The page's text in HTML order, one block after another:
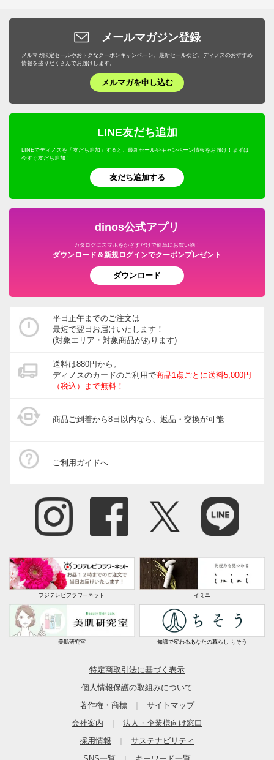
商品担当者より
この度はご購入いただき誠にありがとうございま
す。今後ともディノスをどうぞよろしくお願い申し
ソースがとても美味しいので、お勧めです。
お家でこれだけのクオリティ高いハンバーグステーキが
商品担当者より
この度はご購入いただき誠にありがとうございま
す。今後ともディノスをどうぞよろしくお願い申し
上げます。
大阪府
湯煎17分が長い。その間に付け合せを準備するなら良
いと思います。味は美味しかったです。
デミグラスソースが癖が無く美味しかったです。色々
買ってはみるもののデミグラスソースの味には後に残る
調味料の癖がありそれが気になり買わないようにしてま
す。
2025/10/31
少し1個の大きさが小さかったです。味も私好みではあ
りませんでした。
すべての口コミを見る
メールマガジン登録
メルマガ限定セールやおトクなクーポンキャンペーン、最新セールなど、ディノスのおすすめ
情報を盛りだくさんでお届けします。
メルマガを申し込む
LINE友だち追加
LINEでディノスを「友だち追加」すると、最新セールやキャンペーン情報をお届け！まずは
今すぐ友だち追加！
友だち追加する
dinos公式アプリ
カタログにスマホをかざすだけで簡単にお買い物！
ダウンロード＆新規ログインでクーポンプレゼント
ダウンロード
平日正午までのご注文は
最短で翌日お届けいたします！
(対象エリア・対象商品があります)
送料は880円から。
ディノスのカードのご利用で商品1点ごとに送料5,000円
（税込）まで無料！
商品ご到着から8日以内なら、返品・交換が可能
ご利用ガイドへ
フジテレビフラワーネット イミニ
美肌研究室 知識で変わるあなたの暮らし ちそう
特定商取引法に基づく表示
個人情報保護の取組みについて
著作権・商標
サイトマップ
会社案内
法人・企業様向け窓口
採用情報
サステナビリティ